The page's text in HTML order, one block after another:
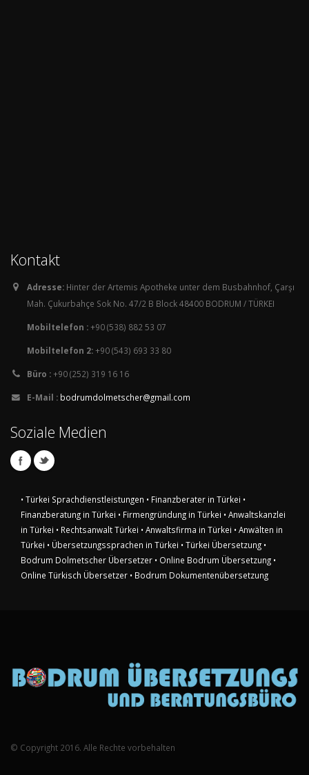
Kontakt
Adresse: Hinter der Artemis Apotheke unter dem Busbahnhof, Çarşı
Mah. Çukurbahçe Sok No. 47/2 B Block 48400 BODRUM / TÜRKEI
Mobiltelefon :+90 (538) 882 53 07
Mobiltelefon 2:+90 (543) 693 33 80
Büro :+90 (252) 319 16 16
E-Mail : bodrumdolmetscher@gmail.com
Soziale Medien
• Türkei Sprachdienstleistungen • Finanzberater in Türkei •
Finanzberatung in Türkei • Firmengründung in Türkei • Anwaltskanzlei
in Türkei • Rechtsanwalt Türkei • Anwaltsfirma in Türkei • Anwälten in
Türkei • Übersetzungssprachen in Türkei • Türkei Übersetzung •
Bodrum Dolmetscher Übersetzer • Online Bodrum Übersetzung •
Online Türkisch Übersetzer • Bodrum Dokumentenübersetzung
© Copyright 2016. Alle Rechte vorbehalten